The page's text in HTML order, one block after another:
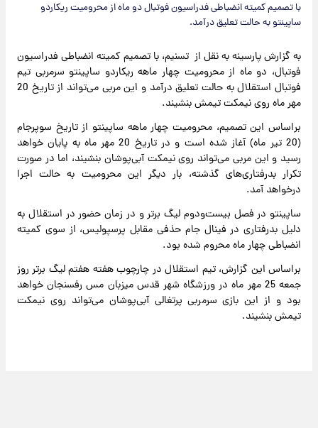
با تصمیم کمیته انضباطی فدراسیون فوتبال دو ماه از محرومیت ریکاردو
ساپینتو به حالت تعلیق درآمد.
به گزارش پارسینه به نقل از تسنیم، با تصمیم کمیته انضباطی فدراسیون
فوتبال، دو ماه از محرومیت چهار ماهه ریکاردو ساپینتو سرمربی تیم
فوتبال استقلال به حالت تعلیق درآمد و این مربی می‌تواند از تاریخ 20
مهر ماه روی نیمکت تیمش بنشیند.
براساس این تصمیم، محرومیت چهار ماهه ساپینتو از تاریخ سوپرجام
(20 تیر ماه) آغاز شده است و در تاریخ 20 مهر ماه به پایان خواهد
رسید و این مربی می‌تواند روی نیمکت آبی‌پوشان بنشیند، اما در صورت
تکرار بدرفتاری‌های گذشته، بار دیگر این محرومیت به حالت اجرا
درخواهد آمد.
ساپینتو در فصل بیست‌و‌دوم لیگ برتر و در زمان حضور در استقلال به
دلیل بدرفتاری در فینال جام حذفی مقابل پرسپولیس، از سوی کمیته
انضباطی چهار ماه محروم شده بود.
براساس این گزارش، تیم استقلال در چارچوب هفته هفتم لیگ برتر روز
جمعه 25 مهر ماه در ورزشگاه شهر قدس میزبان مس رفسنجان خواهد
بود و از این بازی سرمربی پرتغالی آبی‌پوشان می‌تواند روی نیمکت
تیمش بنشیند.